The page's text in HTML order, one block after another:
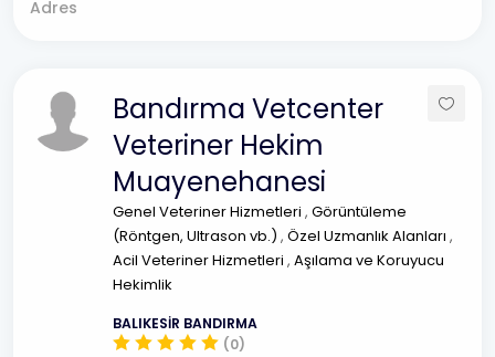
Adres
Bandırma Vetcenter
Veteriner Hekim
Muayenehanesi
Genel Veteriner Hizmetleri , Görüntüleme
(Röntgen, Ultrason vb.) , Özel Uzmanlık Alanları ,
Acil Veteriner Hizmetleri , Aşılama ve Koruyucu
Hekimlik
BALIKESİR BANDIRMA
(0)